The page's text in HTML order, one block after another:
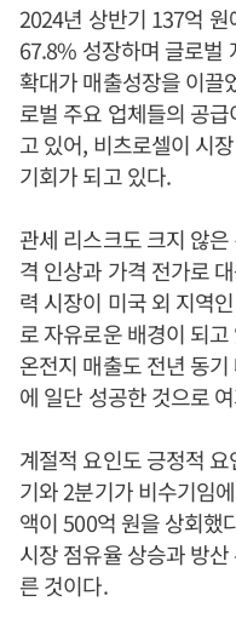
2024년 상반기 137억
67.8% 성장하며 글로벌
확대가 매출성장을 이끌
로벌 주요 업체들의 공
고 있어, 비츠로셀이 시
기회가 되고 있다.
관세 리스크도 크지 않
격 인상과 가격 전가로
력 시장이 미국 외 지역
로 자유로운 배경이 되
온전지 매출도 전년 동
에 일단 성공한 것으로
계절적 요인도 긍정적
기와 2분기가 비수기임
액이 500억 원을 상회했
시장 점유율 상승과 방
른 것이다.